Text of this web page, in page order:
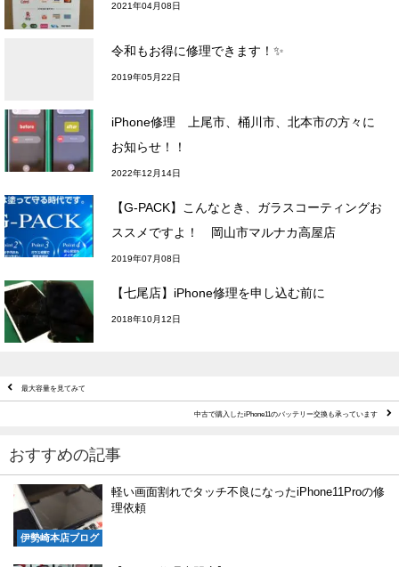
2021年04月08日
令和もお得に修理できます！✨
2019年05月22日
iPhone修理 上尾市、桶川市、北本市の方々に
お知らせ！！
2022年12月14日
【G-PACK】こんなとき、ガラスコーティングお
ススメですよ！ 岡山市マルナカ高屋店
2019年07月08日
【七尾店】iPhone修理を申し込む前に
2018年10月12日
最大容量を見てみて
中古で購入したiPhone11のバッテリー交換も承っています
おすすめの記事
伊勢崎本店ブログ
軽い画面割れでタッチ不良になったiPhone11Proの修
理依頼